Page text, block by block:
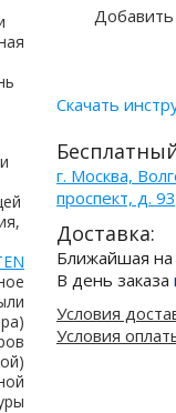
Добавить
Скачать
г. Москва,
проспект, д.
Доставка:
Ближайшая на
В день заказа
Условия
Условия